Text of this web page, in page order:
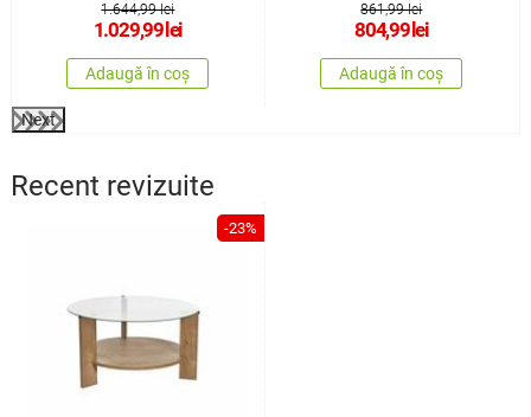
1.644,99 lei
1.029,99 lei
Adaugă în coș
861,99 lei
804,99 lei
Adaugă în coș
Next
Recent revizuite
-23%